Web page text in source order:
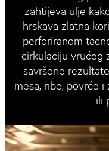
zahtijeva ulje
hrskava zlatna
perforiranom
cirkulaciju vrućeg
savršene
mesa, ribe, povrće
ili